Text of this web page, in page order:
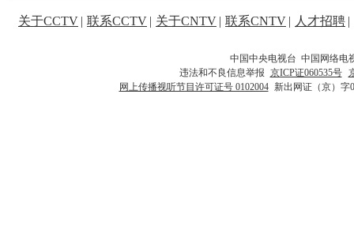
关于CCTV | 联系CCTV | 关于CNTV | 联系CNTV | 人才招聘 |
中国中央电视台 中国网络电
违法和不良信息举报 京ICP证060535号
网上传播视听节目许可证号 0102004 新出网证（京）